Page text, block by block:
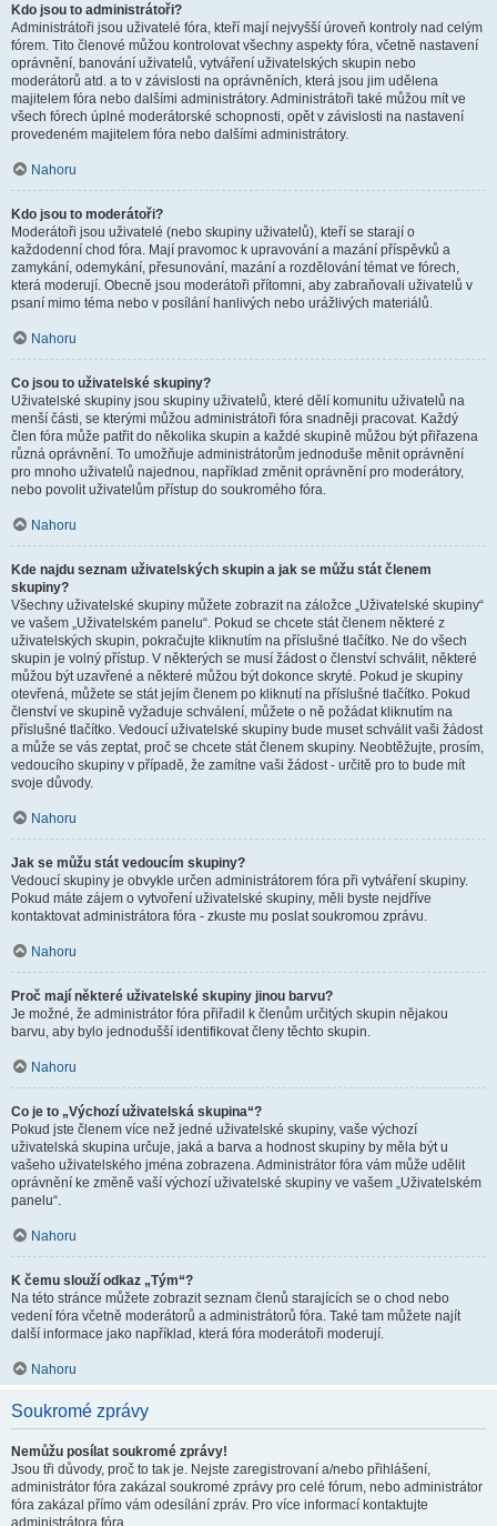
Kdo jsou to administrátoři?
Administrátoři jsou uživatelé fóra, kteří mají nejvyšší úroveň kontroly nad celým
fórem. Tito členové můžou kontrolovat všechny aspekty fóra, včetně nastavení
oprávnění, banování uživatelů, vytváření uživatelských skupin nebo
moderátorů atd. a to v závislosti na oprávněních, která jsou jim udělena
majitelem fóra nebo dalšími administrátory. Administrátoři také můžou mít ve
všech fórech úplné moderátorské schopnosti, opět v závislosti na nastavení
provedeném majitelem fóra nebo dalšími administrátory.
Nahoru
Kdo jsou to moderátoři?
Moderátoři jsou uživatelé (nebo skupiny uživatelů), kteří se starají o
každodenní chod fóra. Mají pravomoc k upravování a mazání příspěvků a
zamykání, odemykání, přesunování, mazání a rozdělování témat ve fórech,
která moderují. Obecně jsou moderátoři přítomni, aby zabraňovali uživatelů v
psaní mimo téma nebo v posílání hanlivých nebo urážlivých materiálů.
Nahoru
Co jsou to uživatelské skupiny?
Uživatelské skupiny jsou skupiny uživatelů, které dělí komunitu uživatelů na
menší části, se kterými můžou administrátoři fóra snadněji pracovat. Každý
člen fóra může patřit do několika skupin a každé skupině můžou být přiřazena
různá oprávnění. To umožňuje administrátorům jednoduše měnit oprávnění
pro mnoho uživatelů najednou, například změnit oprávnění pro moderátory,
nebo povolit uživatelům přístup do soukromého fóra.
Nahoru
Kde najdu seznam uživatelských skupin a jak se můžu stát členem
skupiny?
Všechny uživatelské skupiny můžete zobrazit na záložce „Uživatelské skupiny“
ve vašem „Uživatelském panelu“. Pokud se chcete stát členem některé z
uživatelských skupin, pokračujte kliknutím na příslušné tlačítko. Ne do všech
skupin je volný přístup. V některých se musí žádost o členství schválit, některé
můžou být uzavřené a některé můžou být dokonce skryté. Pokud je skupiny
otevřená, můžete se stát jejím členem po kliknutí na příslušné tlačítko. Pokud
členství ve skupině vyžaduje schválení, můžete o ně požádat kliknutím na
příslušné tlačítko. Vedoucí uživatelské skupiny bude muset schválit vaši žádost
a může se vás zeptat, proč se chcete stát členem skupiny. Neobtěžujte, prosím,
vedoucího skupiny v případě, že zamítne vaši žádost - určitě pro to bude mít
svoje důvody.
Nahoru
Jak se můžu stát vedoucím skupiny?
Vedoucí skupiny je obvykle určen administrátorem fóra při vytváření skupiny.
Pokud máte zájem o vytvoření uživatelské skupiny, měli byste nejdříve
kontaktovat administrátora fóra - zkuste mu poslat soukromou zprávu.
Nahoru
Proč mají některé uživatelské skupiny jinou barvu?
Je možné, že administrátor fóra přiřadil k členům určitých skupin nějakou
barvu, aby bylo jednodušší identifikovat členy těchto skupin.
Nahoru
Co je to „Výchozí uživatelská skupina“?
Pokud jste členem více než jedné uživatelské skupiny, vaše výchozí
uživatelská skupina určuje, jaká a barva a hodnost skupiny by měla být u
vašeho uživatelského jména zobrazena. Administrátor fóra vám může udělit
oprávnění ke změně vaší výchozí uživatelské skupiny ve vašem „Uživatelském
panelu“.
Nahoru
K čemu slouží odkaz „Tým“?
Na této stránce můžete zobrazit seznam členů starajících se o chod nebo
vedení fóra včetně moderátorů a administrátorů fóra. Také tam můžete najít
další informace jako například, která fóra moderátoři moderují.
Nahoru
Soukromé zprávy
Nemůžu posílat soukromé zprávy!
Jsou tři důvody, proč to tak je. Nejste zaregistrovaní a/nebo přihlášení,
administrátor fóra zakázal soukromé zprávy pro celé fórum, nebo administrátor
fóra zakázal přímo vám odesílání zpráv. Pro více informací kontaktujte
administrátora fóra.